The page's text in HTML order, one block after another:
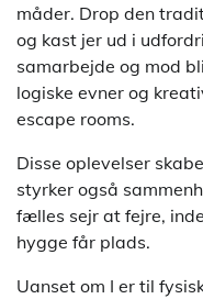
måder. Drop den
og kast jer ud i
samarbejde og mod
logiske evner og
escape rooms.
Disse oplevelser
styrker også
fælles sejr at fejre,
hygge får plads.
Uanset om I er til